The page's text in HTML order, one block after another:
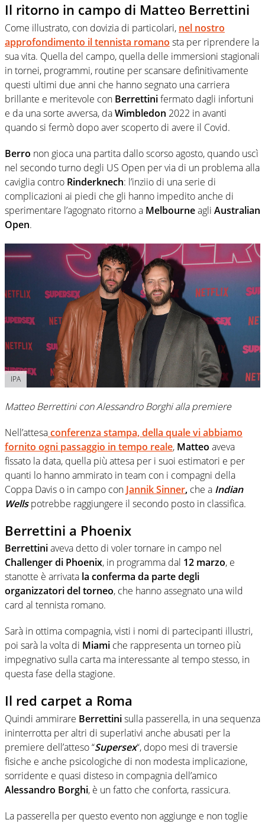
Il ritorno in campo di Matteo Berrettini
Come illustrato, con dovizia di particolari, nel nostro
approfondimento il tennista romano sta per riprendere la
sua vita. Quella del campo, quella delle immersioni stagionali
in tornei, programmi, routine per scansare definitivamente
questi ultimi due anni che hanno segnato una carriera
brillante e meritevole con Berrettinifermato dagli infortuni
e da una sorte avversa, daWimbledon 2022 in avanti
quando si fermò dopo aver scoperto di avere il Covid.
Berro non gioca una partita dallo scorso agosto, quando uscì
nel secondo turno degli US Open per via di un problema alla
caviglia contro Rinderknech: l’inziio di una serie di
complicazioni ai piedi che gli hanno impedito anche di
sperimentare l’agognato ritorno a Melbourneagli Australian
Open.
IPA
Matteo Berrettini con Alessandro Borghi alla premiere
Nell’attesaconferenza stampa, della quale vi abbiamo
fornito ogni passaggio in tempo reale, Matteo aveva
fissato la data, quella più attesa per i suoi estimatori e per
quanti lo hanno ammirato in team con i compagni della
Coppa Davis o in campo con Jannik Sinner, che a Indian
Wellspotrebbe raggiungere il secondo posto in classifica.
Berrettini a Phoenix
Berrettiniaveva detto di voler tornare in campo nel
Challenger di Phoenix, in programma dal 12 marzo, e
stanotte è arrivata la conferma da parte degli
organizzatori del torneo, che hanno assegnato una wild
card al tennista romano.
Sarà in ottima compagnia, visti i nomi di partecipanti illustri,
poi sarà la volta di Miami che rappresenta un torneo più
impegnativo sulla carta ma interessante al tempo stesso, in
questa fase della stagione.
Il red carpet a Roma
Quindi ammirare Berrettinisulla passerella, in una sequenza
ininterrotta per altri di superlativi anche abusati per la
premiere dell’atteso “Supersex“, dopo mesi di traversie
fisiche e anche psicologiche di non modesta implicazione,
sorridente e quasi disteso in compagnia dell’amico
Alessandro Borghi, è un fatto che conforta, rassicura.
La passerella per questo evento non aggiunge e non toglie